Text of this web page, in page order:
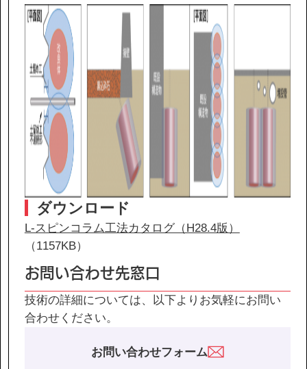
ダウンロード
L-スピンコラム工法カタログ（H28.4版）
（1157KB）
お問い合わせ先窓口
技術の詳細については、以下よりお気軽にお問い
合わせください。
お問い合わせフォーム